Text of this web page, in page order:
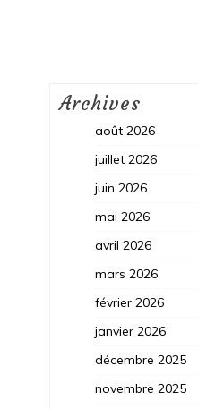
Archives
août 2026
juillet 2026
juin 2026
mai 2026
avril 2026
mars 2026
février 2026
janvier 2026
décembre 2025
novembre 2025